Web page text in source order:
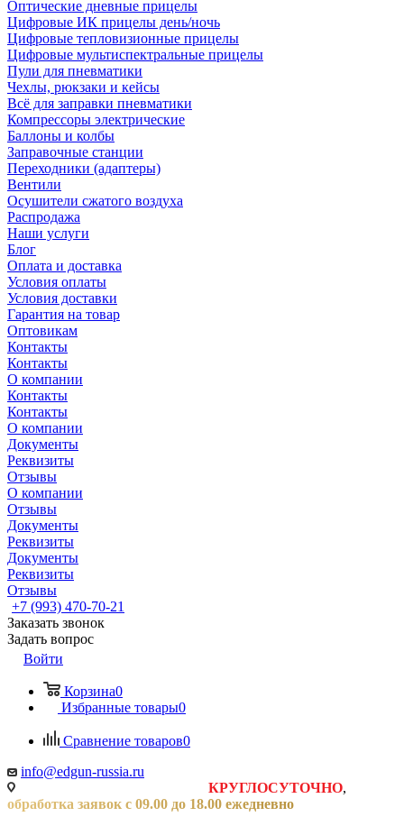
Оптические дневные прицелы
Цифровые ИК прицелы день/ночь
Цифровые тепловизионные прицелы
Цифровые мультиспектральные прицелы
Пули для пневматики
Чехлы, рюкзаки и кейсы
Всё для заправки пневматики
Компрессоры электрические
Баллоны и колбы
Заправочные станции
Переходники (адаптеры)
Вентили
Осушители сжатого воздуха
Распродажа
Наши услуги
Блог
Оплата и доставка
Условия оплаты
Условия доставки
Гарантия на товар
Оптовикам
Контакты
Контакты
О компании
Контакты
Контакты
О компании
Документы
Реквизиты
Отзывы
О компании
Отзывы
Документы
Реквизиты
Документы
Реквизиты
Отзывы
+7 (993) 470-70-21
Заказать звонок
Задать вопрос
Войти
Корзина0
Избранные товары0
Сравнение товаров0
info@edgun-russia.ru
КРУГЛОСУТОЧНО,
обработка заявок с 09.00 до 18.00 ежедневно